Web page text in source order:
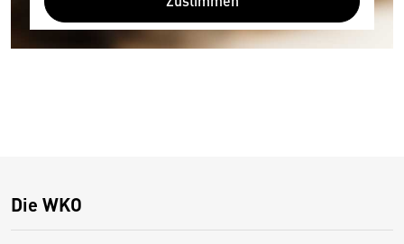
Die WKO